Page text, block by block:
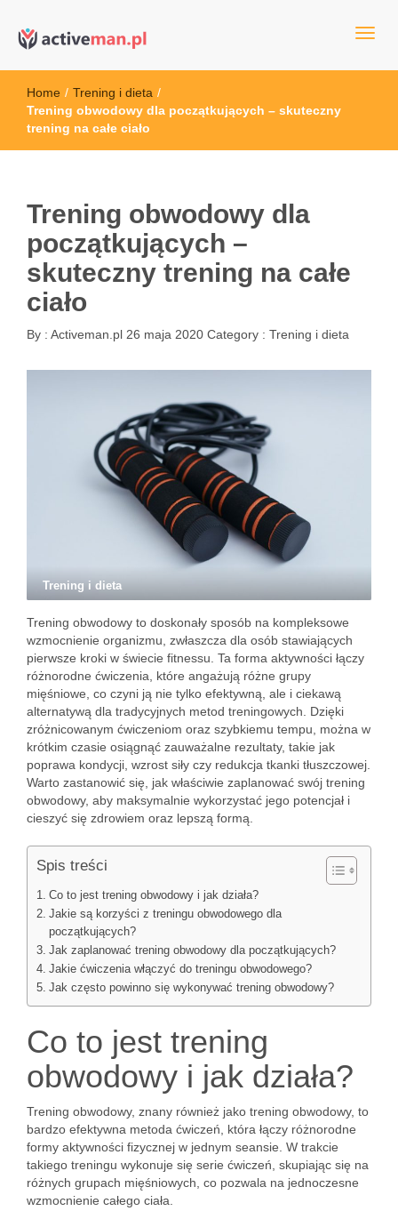
active man – sprzęt sportowy
sportowym
Home / Trening i dieta /
Trening obwodowy dla początkujących – skuteczny
trening na całe ciało
Trening obwodowy dla
początkujących –
skuteczny trening na całe
ciało
By : Activeman.pl 26 maja 2020 Category : Trening i dieta
Trening i dieta
Trening obwodowy to doskonały sposób na kompleksowe
wzmocnienie organizmu, zwłaszcza dla osób stawiających
pierwsze kroki w świecie fitnessu. Ta forma aktywności łączy
różnorodne ćwiczenia, które angażują różne grupy
mięśniowe, co czyni ją nie tylko efektywną, ale i ciekawą
alternatywą dla tradycyjnych metod treningowych. Dzięki
zróżnicowanym ćwiczeniom oraz szybkiemu tempu, można w
krótkim czasie osiągnąć zauważalne rezultaty, takie jak
poprawa kondycji, wzrost siły czy redukcja tkanki tłuszczowej.
Warto zastanowić się, jak właściwie zaplanować swój trening
obwodowy, aby maksymalnie wykorzystać jego potencjał i
cieszyć się zdrowiem oraz lepszą formą.
Spis treści
Co to jest trening obwodowy i jak działa?
Jakie są korzyści z treningu obwodowego dla
początkujących?
Jak zaplanować trening obwodowy dla początkujących?
Jakie ćwiczenia włączyć do treningu obwodowego?
Jak często powinno się wykonywać trening obwodowy?
Co to jest trening
obwodowy i jak działa?
Trening obwodowy, znany również jako trening obwodowy, to
bardzo efektywna metoda ćwiczeń, która łączy różnorodne
formy aktywności fizycznej w jednym seansie. W trakcie
takiego treningu wykonuje się serie ćwiczeń, skupiając się na
różnych grupach mięśniowych, co pozwala na jednoczesne
wzmocnienie całego ciała.